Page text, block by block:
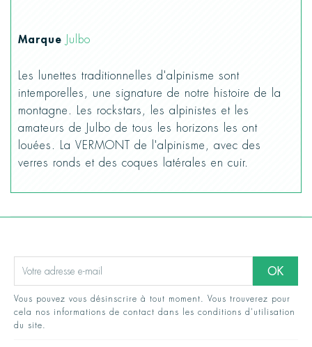
Marque Julbo
Les lunettes traditionnelles d'alpinisme sont
intemporelles, une signature de notre histoire de la
montagne. Les rockstars, les alpinistes et les
amateurs de Julbo de tous les horizons les ont
louées. La VERMONT de l'alpinisme, avec des
verres ronds et des coques latérales en cuir.
Vous pouvez vous désinscrire à tout moment. Vous trouverez pour
cela nos informations de contact dans les conditions d'utilisation
du site.